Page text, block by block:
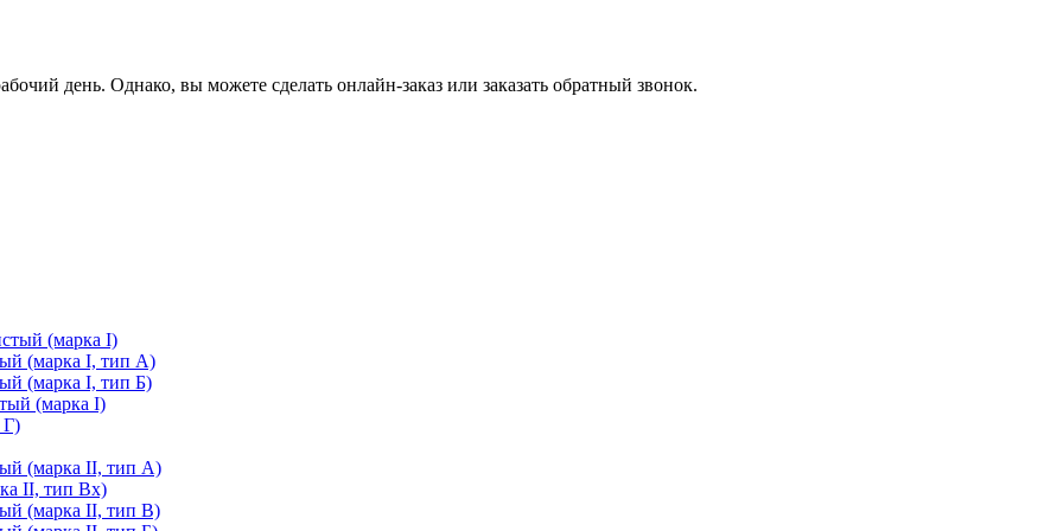
день. Однако, вы можете сделать онлайн-заказ или заказать обратный звонок.
(марка I)
(марка I, тип А)
(марка I, тип Б)
(марка I)
Г)
(марка II, тип А)
II, тип Вх)
(марка II, тип В)